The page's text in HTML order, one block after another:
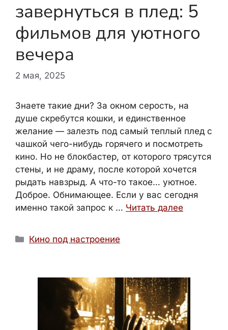
завернуться в плед: 5
фильмов для уютного
вечера
2 мая, 2025
Знаете такие дни? За окном серость, на
душе скребутся кошки, и единственное
желание — залезть под самый теплый плед с
чашкой чего-нибудь горячего и посмотреть
кино. Но не блокбастер, от которого трясутся
стены, и не драму, после которой хочется
рыдать навзрыд. А что-то такое… уютное.
Доброе. Обнимающее. Если у вас сегодня
именно такой запрос к … Читать далее
Рубрики
Кино под настроение